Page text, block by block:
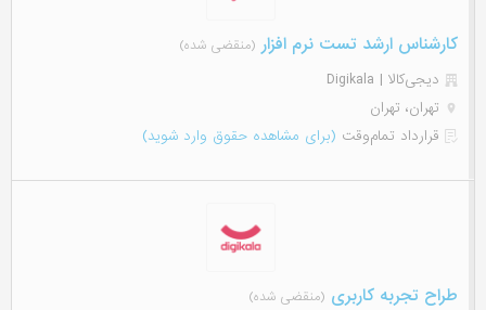
کارشناس ارشد تست نرم افزار (منقضی شده)
دیجی‌‌کالا | Digikala
تهران، تهران
قرارداد تمام‌وقت (برای مشاهده حقوق وارد شوید)
طراح تجربه کاربری (منقضی شده)